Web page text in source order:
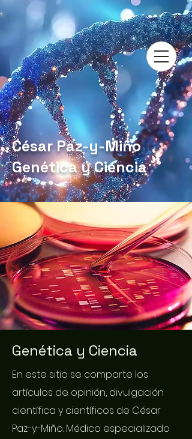
César Paz-y-Miño
Genética y Ciencia
Genética y Ciencia
En este sitio se comparte los
artículos de opinión, divulgación
científica y científicos de César
Paz-y-Miño. Médico especializado